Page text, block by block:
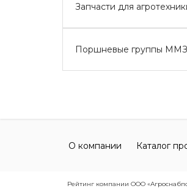
Запчасти для
Поршневые группы ММЗ
О компании Каталог
Рейтинг компании ООО